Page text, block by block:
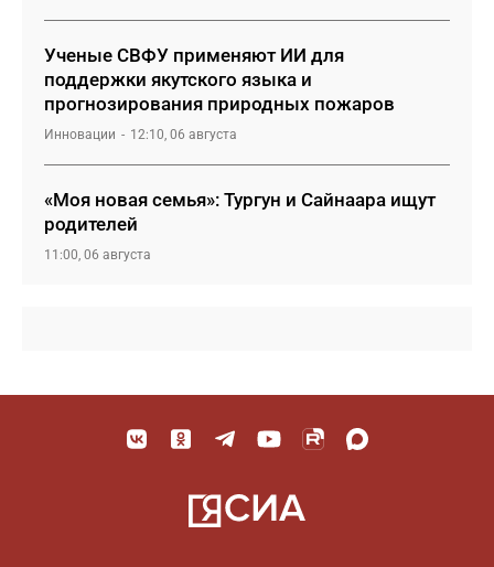
Ученые СВФУ применяют ИИ для
поддержки якутского языка и
прогнозирования природных пожаров
Инновации 12:10, 06 августа
«Моя новая семья»: Тургун и Сайнаара ищут
родителей
11:00, 06 августа